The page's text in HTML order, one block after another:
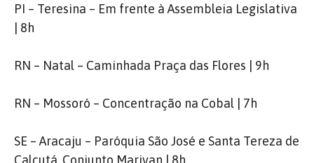
PI – Teresina – Em frente à Assembleia Legislativa
| 8h
RN – Natal – Caminhada Praça das Flores | 9h
RN – Mossoró – Concentração na Cobal | 7h
SE – Aracaju – Paróquia São José e Santa Tereza de
Calcutá, Conjunto Marivan | 8h